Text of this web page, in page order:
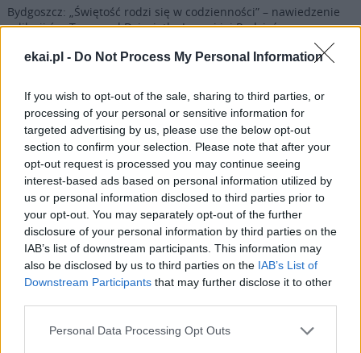
ekai.pl - Do Not Process My Personal Information
If you wish to opt-out of the sale, sharing to third parties, or
processing of your personal or sensitive information for
targeted advertising by us, please use the below opt-out
section to confirm your selection. Please note that after your
opt-out request is processed you may continue seeing
interest-based ads based on personal information utilized by
us or personal information disclosed to third parties prior to
your opt-out. You may separately opt-out of the further
disclosure of your personal information by third parties on the
IAB’s list of downstream participants. This information may
also be disclosed by us to third parties on the IAB’s List of
Downstream Participants that may further disclose it to other
Personal Data Processing Opt Outs
Bydgoszcz: „Świętość rodzi się w codzienności” – nawiedzenie
relikwii św. Teresy od Dzieciątka Jezus i jej Rodziców
06 sierpnia 2026 | 16:15
Popularne